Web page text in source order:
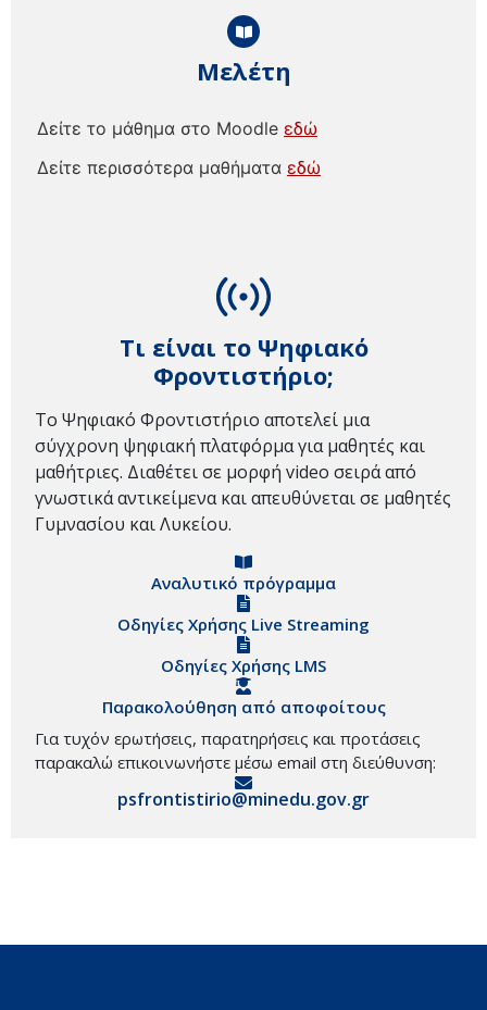
Τι είναι το Ψηφιακό
Φροντιστήριο;
Το Ψηφιακό Φροντιστήριο αποτελεί μια
σύγχρονη ψηφιακή πλατφόρμα για μαθητές και
μαθήτριες. Διαθέτει σε μορφή video σειρά από
γνωστικά αντικείμενα και απευθύνεται σε μαθητές
Γυμνασίου και Λυκείου.
Αναλυτικό πρόγραμμα
Οδηγίες Χρήσης Live Streaming
Οδηγίες Χρήσης LMS
Παρακολούθηση από αποφοίτους
Για τυχόν ερωτήσεις, παρατηρήσεις και προτάσεις
παρακαλώ επικοινωνήστε μέσω email στη διεύθυνση:
psfrontistirio@minedu.gov.gr
Μελέτη
Δείτε το μάθημα στο Moodle εδώ
Δείτε περισσότερα μαθήματα εδώ